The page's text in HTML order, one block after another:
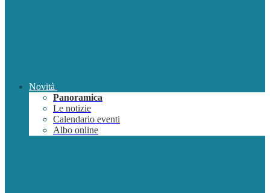
Novità
Panoramica
Le notizie
Calendario eventi
Albo online